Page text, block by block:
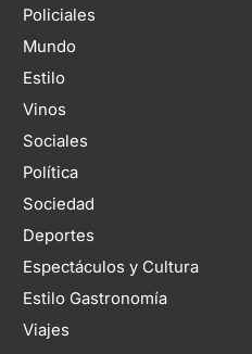
Policiales
Mundo
Estilo
Vinos
Sociales
Política
Sociedad
Deportes
Espectáculos y Cultura
Estilo Gastronomía
Viajes